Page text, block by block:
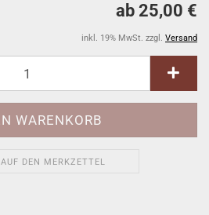
ab 25,00 €
inkl. 19% MwSt. zzgl. Versand
AUF DEN MERKZETTEL